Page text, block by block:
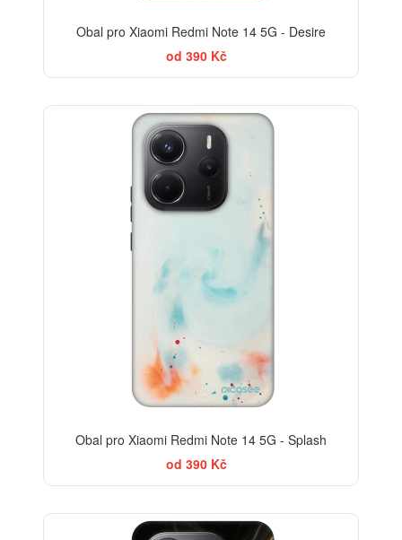
Obal pro Xiaomi Redmi Note 14 5G - Desire
od 390 Kč
Obal pro Xiaomi Redmi Note 14 5G - Splash
od 390 Kč